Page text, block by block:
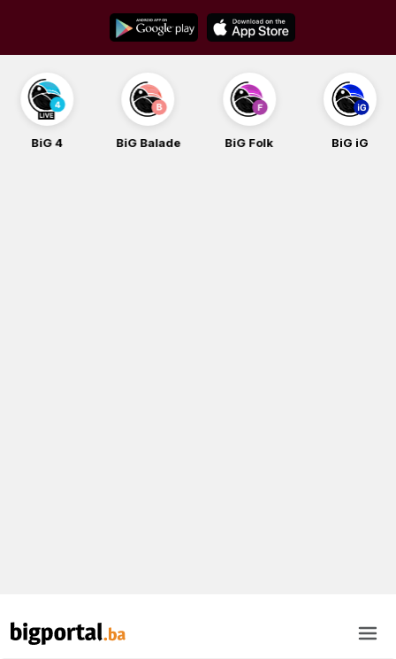
content
BiG 4 BiG Balade BiG Folk BiG iG